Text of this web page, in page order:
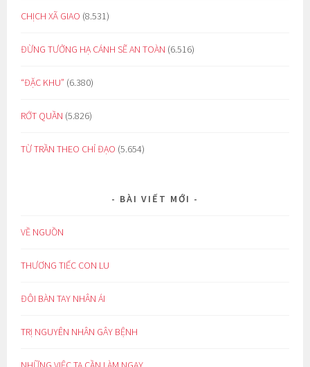
CHỊCH XÃ GIAO (8.531)
ĐỪNG TƯỞNG HẠ CÁNH SẼ AN TOÀN (6.516)
“ĐẶC KHU” (6.380)
RỚT QUẦN (5.826)
TỪ TRẦN THEO CHỈ ĐẠO (5.654)
BÀI VIẾT MỚI
VỀ NGUỒN
THƯƠNG TIẾC CON LU
ĐÔI BÀN TAY NHÂN ÁI
TRỊ NGUYÊN NHÂN GÂY BỆNH